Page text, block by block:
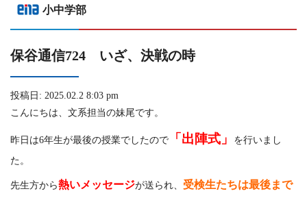
小中学部
保谷通信724 いざ、決戦の時
投稿日: 2025.02.2 8:03 pm
こんにちは、文系担当の妹尾です。
昨日は6年生が最後の授業でしたので 「出陣式」
を行いまし
た。
先生方から熱いメッセージが送られ、 受検生たちは最後まで